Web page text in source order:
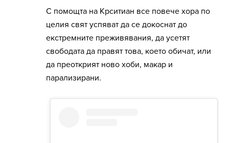
С помощта на Крситиан все повече хора по
целия свят успяват да се докоснат до
екстремните преживявания, да усетят
свободата да правят това, което обичат, или
да преоткрият ново хоби, макар и
парализирани.